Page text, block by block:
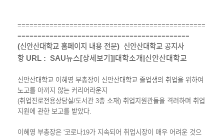
===============================================
===========================================
​(신안산대학교 홈페이지 내용 전문) 신안산대학교 공지사
항 URL :SAU뉴스[상세보기]|대학소개|신안산대학교
신안산대학교 이혜영 부총장이 신안산대학교 졸업생의 취업을 위하여
노고를 아끼지 않는 커리어라운지
(취업진로전용상담실/도서관 3층 소재)취업지원관들을 격려하며 취업
지원에 관한 보고를 받았다.
이혜영 부총장은 '코로나19가 지속되어 취업시장이 매우 어려운 것으